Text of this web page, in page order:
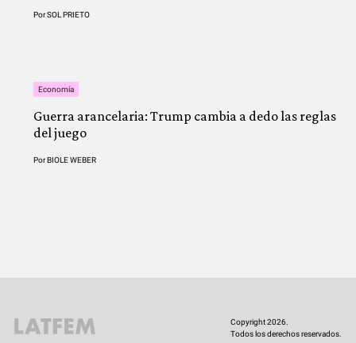
PorSOL PRIETO
Economía
Guerra arancelaria: Trump cambia a dedo las reglas
del juego
PorBIOLE WEBER
Copyright 2026.
Todos los derechos reservados.